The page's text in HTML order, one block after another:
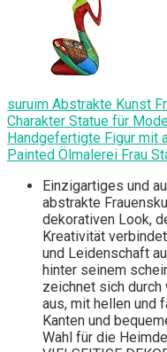
suruim Abstrakte Kunst
Charakter Statue für
Handgefertigte Figur mit
Painted Ölmalerei Frau
Einzigartiges und
abstrakte
dekorativen Look,
Kreativität
und Leidenschaft
hinter seinem
zeichnet sich durch
aus, mit hellen und
Kanten und
Wahl für die